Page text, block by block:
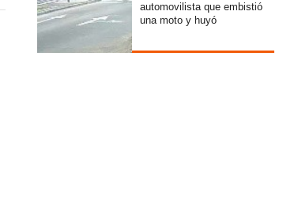
automovilista que embistió
una moto y huyó